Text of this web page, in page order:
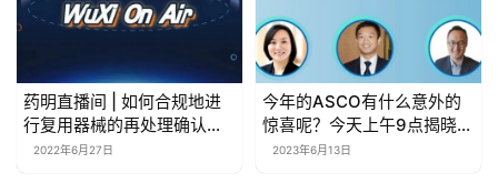
药明直播间 | 如何合规地进
行复用器械的再处理确认？&
罕见病药物开发与整合诊断
2022年6月27日
今年的ASCO有什么意外的
惊喜呢？今天上午9点揭晓！
~ | 药时代直播间
2023年6月13日